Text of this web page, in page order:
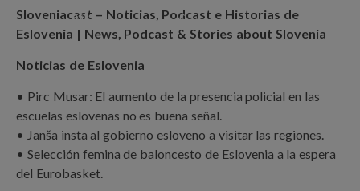
Sloveniacast – Noticias, Podcast e Historias de
Eslovenia | News, Podcast & Stories about Slovenia
Noticias de Eslovenia
• Pirc Musar: El aumento de la presencia policial en las
escuelas eslovenas no es buena señal.
• Janša insta al gobierno esloveno a visitar las regiones.
• Selección femina de baloncesto de Eslovenia a la espera
del Eurobasket.